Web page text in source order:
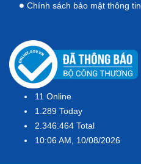
Chính sách bảo mật thông tin
11 Online
1.289 Today
2.346.464 Total
10:06 AM, 10/08/2026